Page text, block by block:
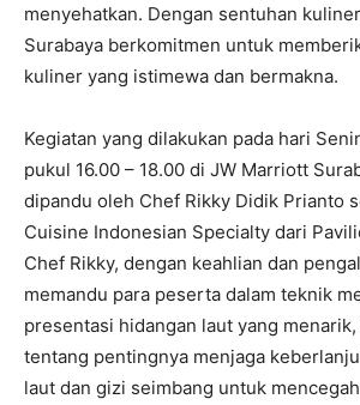
menyehatkan. Dengan sentuhan
Surabaya berkomitmen untuk
kuliner yang istimewa dan bermakna.
Kegiatan yang dilakukan pada hari
pukul 16.00 – 18.00 di JW Marriott
dipandu oleh Chef Rikky Didik Prianto
Cuisine Indonesian Specialty dari
Chef Rikky, dengan keahlian dan
memandu para peserta dalam teknik
presentasi hidangan laut yang
tentang pentingnya menjaga
laut dan gizi seimbang untuk